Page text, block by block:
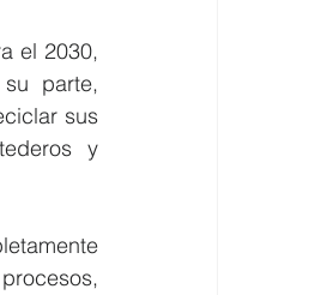
el 2030,
parte,
sus
y